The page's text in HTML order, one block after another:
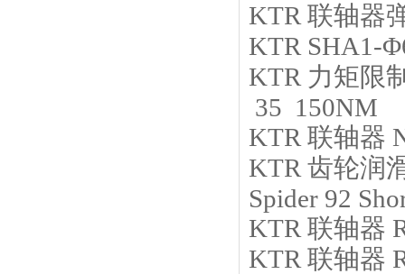
KTR 联轴器
KTR SHA1-
KTR 力矩限
35 150NM
KTR 联轴器
KTR 齿轮润
Spider 92
KTR 联轴器
KTR 联轴器